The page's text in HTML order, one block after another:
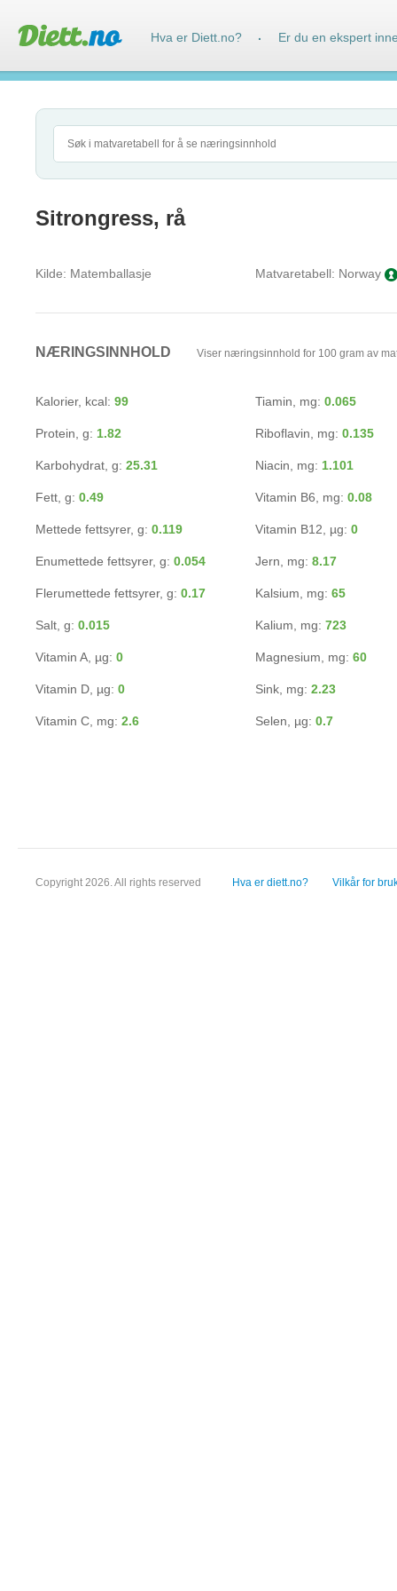
Sitrongress, rå
Kilde: Matemballasje Matvaretabell: Norway
NÆRINGSINNHOLD Viser næringsinnhold for 100 gram av
Kalorier, kcal: 99
Protein, g: 1.82
Karbohydrat, g: 25.31
Fett, g: 0.49
Mettede fettsyrer, g: 0.119
Enumettede fettsyrer, g: 0.054
Flerumettede fettsyrer, g: 0.17
Salt, g: 0.015
Vitamin A, µg: 0
Vitamin D, µg: 0
Vitamin C, mg: 2.6
Tiamin, mg: 0.065
Riboflavin, mg: 0.135
Niacin, mg: 1.101
Vitamin B6, mg: 0.08
Vitamin B12, µg: 0
Jern, mg: 8.17
Kalsium, mg: 65
Kalium, mg: 723
Magnesium, mg: 60
Sink, mg: 2.23
Selen, µg: 0.7
Copyright 2026. All rights reserved Hva er diett.no? Vilkår for
Hva er Diett.no? · Er du en ekspert